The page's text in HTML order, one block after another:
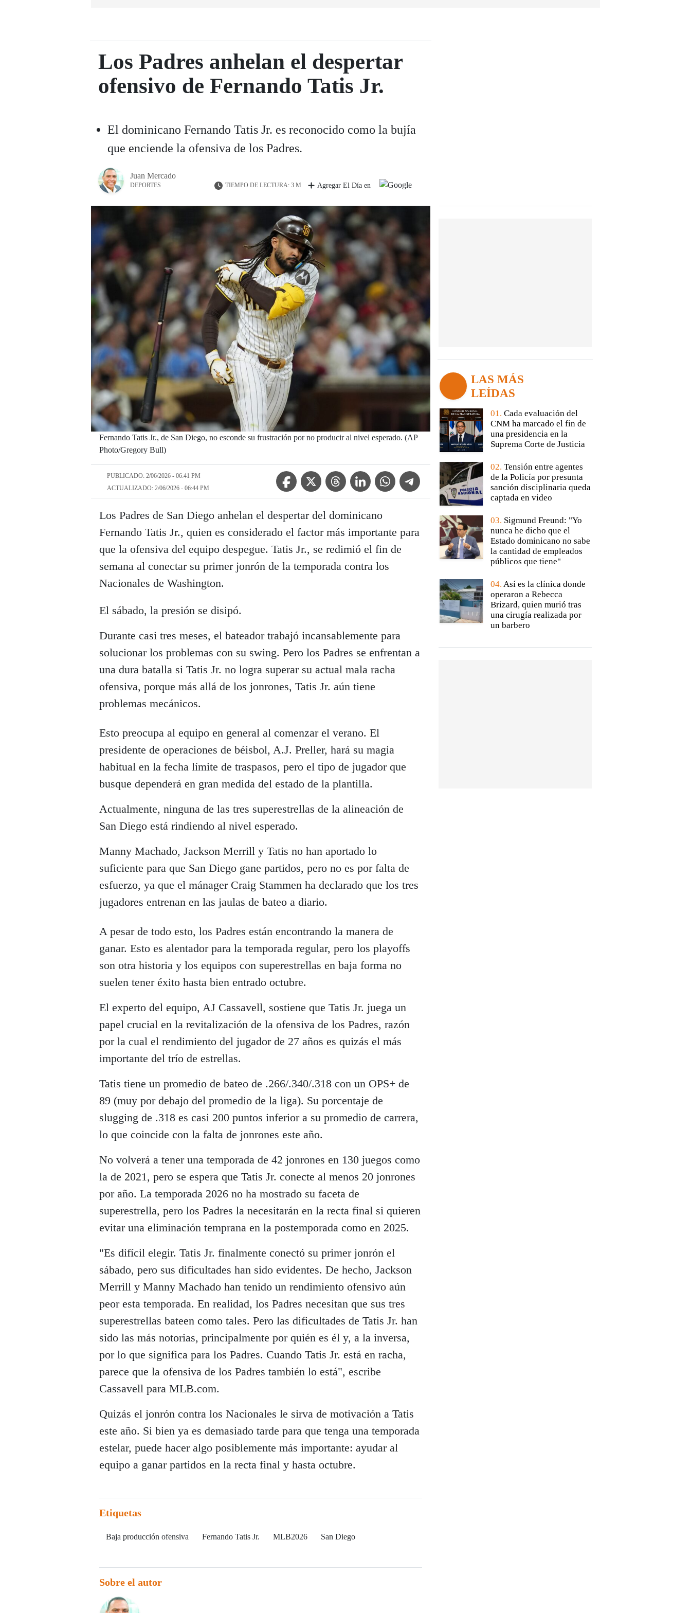
Los Padres anhelan el despertar
ofensivo de Fernando Tatis Jr.
El dominicano Fernando Tatis Jr. es reconocido como la bujía
que enciende la ofensiva de los Padres.
Juan Mercado
DEPORTES TIEMPO DE LECTURA: 3 M Agregar El Día en
Fernando Tatis Jr., de San Diego, no esconde su frustración por no producir al nivel esperado. (AP
Photo/Gregory Bull)
PUBLICADO: 2/06/2026 - 06:41 PM
ACTUALIZADO: 2/06/2026 - 06:44 PM
Facebook IconTwitter IconThreads IconLinkedin IconWhatsApp IconTelegram Icon
Los Padres de San Diego anhelan el despertar del dominicano
Fernando Tatis Jr., quien es considerado el factor más importante para
que la ofensiva del equipo despegue. Tatis Jr., se redimió el fin de
semana al conectar su primer jonrón de la temporada contra los
Nacionales de Washington.
El sábado, la presión se disipó.
Durante casi tres meses, el bateador trabajó incansablemente para
solucionar los problemas con su swing. Pero los Padres se enfrentan a
una dura batalla si Tatis Jr. no logra superar su actual mala racha
ofensiva, porque más allá de los jonrones, Tatis Jr. aún tiene
problemas mecánicos.
Esto preocupa al equipo en general al comenzar el verano. El
presidente de operaciones de béisbol, A.J. Preller, hará su magia
habitual en la fecha límite de traspasos, pero el tipo de jugador que
busque dependerá en gran medida del estado de la plantilla.
Actualmente, ninguna de las tres superestrellas de la alineación de
San Diego está rindiendo al nivel esperado.
Manny Machado, Jackson Merrill y Tatis no han aportado lo
suficiente para que San Diego gane partidos, pero no es por falta de
esfuerzo, ya que el mánager Craig Stammen ha declarado que los tres
jugadores entrenan en las jaulas de bateo a diario.
A pesar de todo esto, los Padres están encontrando la manera de
ganar. Esto es alentador para la temporada regular, pero los playoffs
son otra historia y los equipos con superestrellas en baja forma no
suelen tener éxito hasta bien entrado octubre.
El experto del equipo, AJ Cassavell, sostiene que Tatis Jr. juega un
papel crucial en la revitalización de la ofensiva de los Padres, razón
por la cual el rendimiento del jugador de 27 años es quizás el más
importante del trío de estrellas.
Tatis tiene un promedio de bateo de .266/.340/.318 con un OPS+ de
89 (muy por debajo del promedio de la liga). Su porcentaje de
slugging de .318 es casi 200 puntos inferior a su promedio de carrera,
lo que coincide con la falta de jonrones este año.
No volverá a tener una temporada de 42 jonrones en 130 juegos como
la de 2021, pero se espera que Tatis Jr. conecte al menos 20 jonrones
por año. La temporada 2026 no ha mostrado su faceta de
superestrella, pero los Padres la necesitarán en la recta final si quieren
evitar una eliminación temprana en la postemporada como en 2025.
"Es difícil elegir. Tatis Jr. finalmente conectó su primer jonrón el
sábado, pero sus dificultades han sido evidentes. De hecho, Jackson
Merrill y Manny Machado han tenido un rendimiento ofensivo aún
peor esta temporada. En realidad, los Padres necesitan que sus tres
superestrellas bateen como tales. Pero las dificultades de Tatis Jr. han
sido las más notorias, principalmente por quién es él y, a la inversa,
por lo que significa para los Padres. Cuando Tatis Jr. está en racha,
parece que la ofensiva de los Padres también lo está", escribe
Cassavell para MLB.com.
Quizás el jonrón contra los Nacionales le sirva de motivación a Tatis
este año. Si bien ya es demasiado tarde para que tenga una temporada
estelar, puede hacer algo posiblemente más importante: ayudar al
equipo a ganar partidos en la recta final y hasta octubre.
Etiquetas
Baja producción ofensiva Fernando Tatis Jr. MLB2026 San Diego
Sobre el autor
LAS MÁS
LEÍDAS
01. Cada evaluación del
CNM ha marcado el fin de
una presidencia en la
Suprema Corte de Justicia
02. Tensión entre agentes
de la Policía por presunta
sanción disciplinaria queda
captada en video
03. Sigmund Freund: "Yo
nunca he dicho que el
Estado dominicano no sabe
la cantidad de empleados
públicos que tiene"
04. Así es la clínica donde
operaron a Rebecca
Brizard, quien murió tras
una cirugía realizada por
un barbero